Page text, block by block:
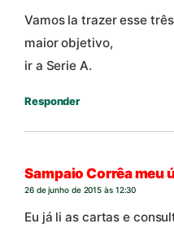
Vamos la trazer esse
maior objetivo,
ir a Serie A.
Responder
Sampaio Corrêa meu
26 de junho de 2015 às 12:30
Eu já li as cartas e